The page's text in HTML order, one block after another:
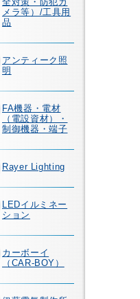
メラ等）/工具用
品
アンティーク照
明
FA機器・電材
（電設資材）・
制御機器・端子
Rayer Lighting
LEDイルミネー
ション
カーボーイ
（CAR-BOY）